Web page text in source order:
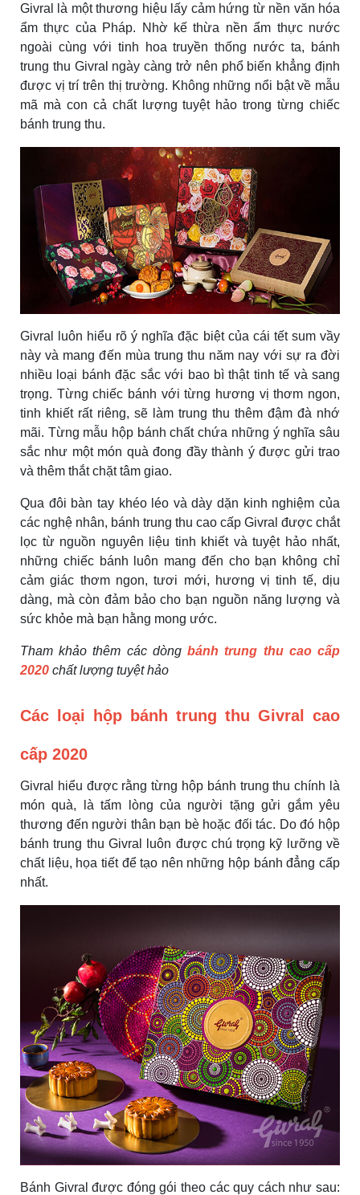
Givral là một thương hiệu lấy cảm hứng từ nền văn hóa
ẩm thực của Pháp. Nhờ kế thừa nền ẩm thực nước
ngoài cùng với tinh hoa truyền thống nước ta, bánh
trung thu Givral ngày càng trở nên phổ biến khẳng định
được vị trí trên thị trường. Không những nổi bật về mẫu
mã mà con cả chất lượng tuyệt hảo trong từng chiếc
bánh trung thu.
Givral luôn hiểu rõ ý nghĩa đặc biệt của cái tết sum vầy
này và mang đến mùa trung thu năm nay với sự ra đời
nhiều loại bánh đặc sắc với bao bì thật tinh tế và sang
trọng. Từng chiếc bánh với từng hương vị thơm ngon,
tinh khiết rất riêng, sẽ làm trung thu thêm đậm đà nhớ
mãi. Từng mẫu hộp bánh chất chứa những ý nghĩa sâu
sắc như một món quà đong đầy thành ý được gửi trao
và thêm thắt chặt tâm giao.
Qua đôi bàn tay khéo léo và dày dặn kinh nghiệm của
các nghệ nhân, bánh trung thu cao cấp Givral được chắt
lọc từ nguồn nguyên liệu tinh khiết và tuyệt hảo nhất,
những chiếc bánh luôn mang đến cho bạn không chỉ
cảm giác thơm ngon, tươi mới, hương vị tinh tế, dịu
dàng, mà còn đảm bảo cho bạn nguồn năng lượng và
sức khỏe mà bạn hằng mong ước.
Tham khảo thêm các dòngbánh trung thu cao cấp
2020 chất lượng tuyệt hảo
Các loại hộp bánh trung thu Givral cao
cấp 2020
Givral hiểu được rằng từng hộp bánh trung thu chính là
món quà, là tấm lòng của người tặng gửi gắm yêu
thương đến người thân bạn bè hoặc đối tác. Do đó hộp
bánh trung thu Givral luôn được chú trọng kỹ lưỡng về
chất liệu, họa tiết để tạo nên những hộp bánh đẳng cấp
nhất.
Bánh Givral được đóng gói theo các quy cách như sau: